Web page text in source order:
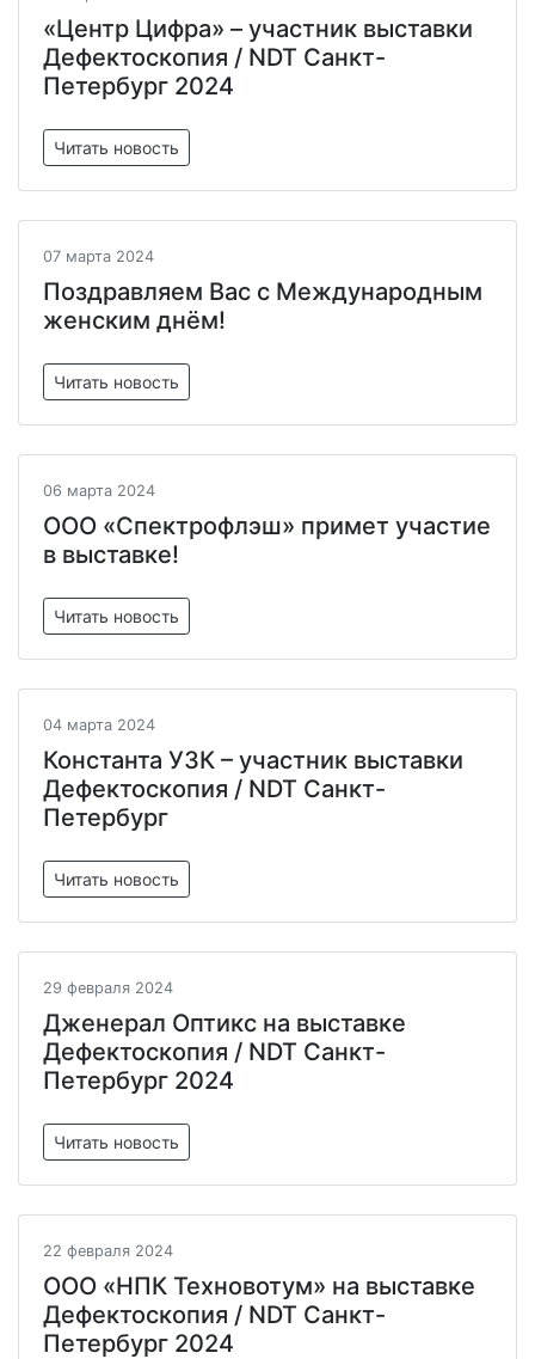
«Центр Цифра» – участник выставки
Дефектоскопия / NDT Санкт-
Петербург 2024
Читать новость
07 марта 2024
Поздравляем Вас с Международным
женским днём!
Читать новость
06 марта 2024
ООО «Спектрофлэш» примет участие
в выставке!
Читать новость
04 марта 2024
Константа УЗК – участник выставки
Дефектоскопия / NDT Санкт-
Петербург
Читать новость
29 февраля 2024
Дженерал Оптикс на выставке
Дефектоскопия / NDT Санкт-
Петербург 2024
Читать новость
22 февраля 2024
ООО «НПК Техновотум» на выставке
Дефектоскопия / NDT Санкт-
Петербург 2024